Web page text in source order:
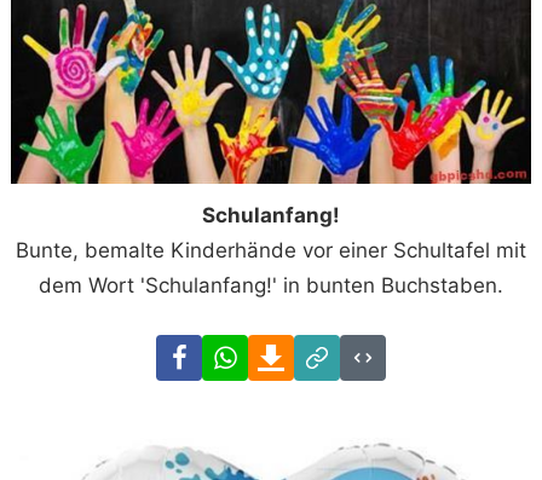
Schulanfang!
Bunte, bemalte Kinderhände vor einer Schultafel mit
dem Wort 'Schulanfang!' in bunten Buchstaben.
FacebookWhatsAppDownload
Link
Code